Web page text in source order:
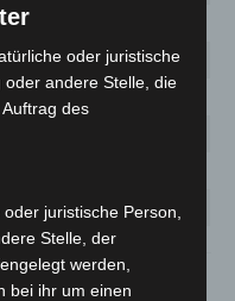
oder juristische
andere Stelle, die
des
juristische Person,
Stelle, der
werden,
bei ihr um einen